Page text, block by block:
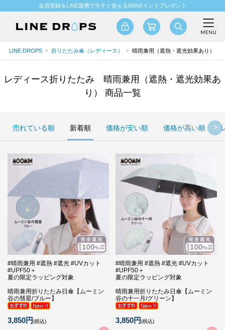
会員登録＆LINE連携で今すぐ使える500ポイントプレゼント
LINE DROPS 折りたたみ傘（レディース） 晴雨兼用（遮熱・遮光効果あり）
レディース折りたたみ 晴雨兼用（遮熱・遮光効果あ
り） 商品一覧
売れている順 新着順 価格が安い順 価格が高い順
#晴雨兼用 #遮熱 #遮光 #UVカット
#UPF50＋
夏の限定ラッピング対象
晴雨兼用折りたたみ日傘【ムーミン
谷の彗星/ブルー】
3,850円(税込)
#晴雨兼用 #遮熱 #遮光 #UVカット
#UPF50＋
夏の限定ラッピング対象
晴雨兼用折りたたみ日傘【ムーミン
谷の十一月/グリーン】
3,850円(税込)